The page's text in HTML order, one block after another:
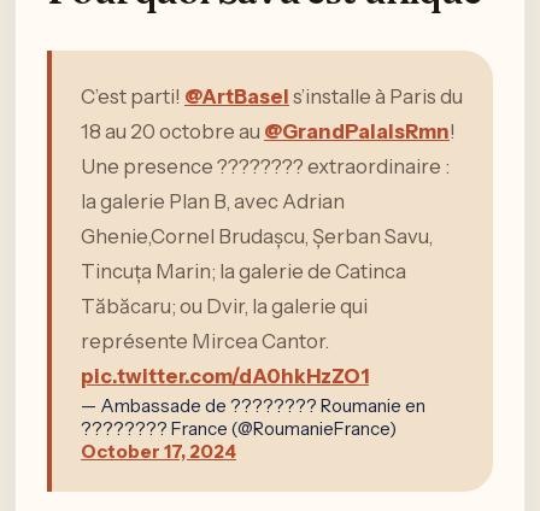
C’est parti! @ArtBasel s’installe à Paris du
18 au 20 octobre au @GrandPalaisRmn!
Une presence ???????? extraordinaire :
la galerie Plan B, avec Adrian
Ghenie,Cornel Brudașcu, Șerban Savu,
Tincuța Marin; la galerie de Catinca
Tăbăcaru; ou Dvir, la galerie qui
représente Mircea Cantor.
pic.twitter.com/dA0hkHzZO1
— Ambassade de ???????? Roumanie en
???????? France (@RoumanieFrance)
October 17, 2024